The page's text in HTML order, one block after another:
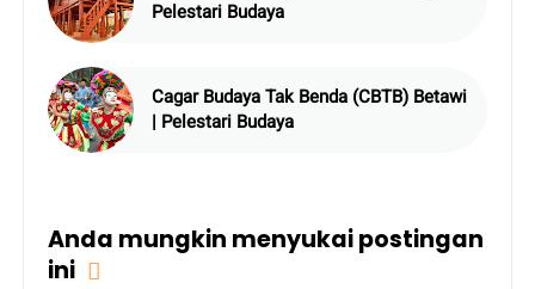
Pelestari Budaya
Cagar Budaya Tak Benda (CBTB) Betawi
| Pelestari Budaya
Anda mungkin menyukai postingan
ini